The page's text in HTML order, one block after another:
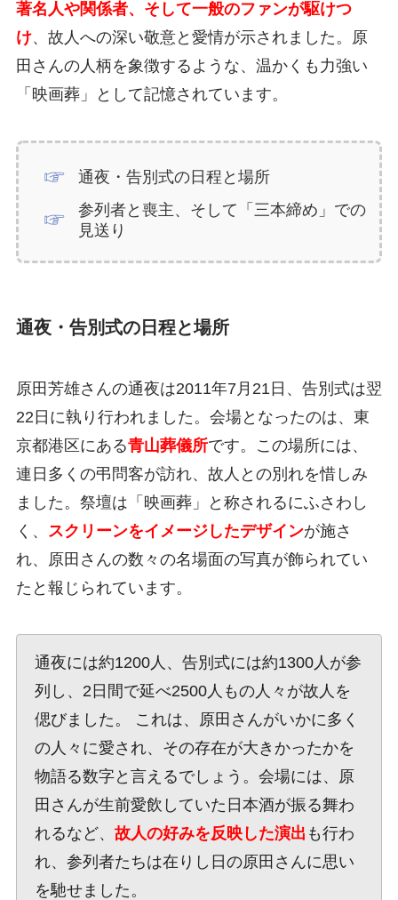
著名人や関係者、そして一般のファンが駆けつ
け、故人への深い敬意と愛情が示されました。原
田さんの人柄を象徴するような、温かくも力強い
「映画葬」として記憶されています。
通夜・告別式の日程と場所
参列者と喪主、そして「三本締め」での
見送り
通夜・告別式の日程と場所
原田芳雄さんの通夜は2011年7月21日、告別式は翌
22日に執り行われました。会場となったのは、東
京都港区にある青山葬儀所です。この場所には、
連日多くの弔問客が訪れ、故人との別れを惜しみ
ました。祭壇は「映画葬」と称されるにふさわし
く、 スクリーンをイメージしたデザインが施さ
れ、原田さんの数々の名場面の写真が飾られてい
たと報じられています。
通夜には約1200人、告別式には約1300人が参
列し、2日間で延べ2500人もの人々が故人を
偲びました。 これは、原田さんがいかに多く
の人々に愛され、その存在が大きかったかを
物語る数字と言えるでしょう。会場には、原
田さんが生前愛飲していた日本酒が振る舞わ
れるなど、 故人の好みを反映した演出 も行わ
れ、参列者たちは在りし日の原田さんに思い
を馳せました。